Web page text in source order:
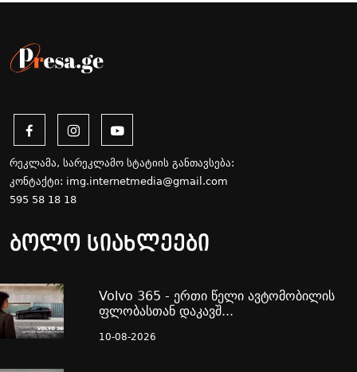
რეკლამა, სარეკლამო სტატიის განთავსება:
კონტაქტი: img.internetmedia@gmail.com
595 58 18 18
ბოლო სიახლეები
Volvo 365 - ერთი წელი ავტომობილის
ფლობასთან დაკავშ...
10-08-2026